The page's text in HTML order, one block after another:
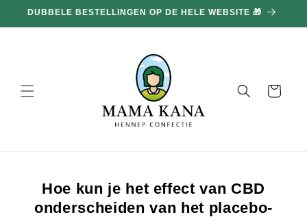
doorgaan
naar
DUBBELE BESTELLINGEN OP DE HELE WEBSITE 🎁
Mand
Hoe kun je het effect van CBD
onderscheiden van het placebo-